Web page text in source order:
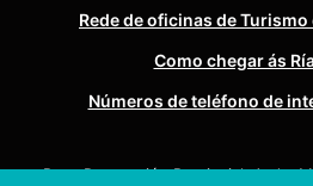
Rede de oficinas de Turismo
Como chegar ás
Números de teléfono de
Pazo Deputación Provincial. Avda.